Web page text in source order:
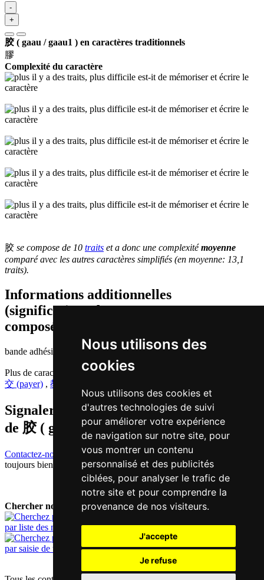
Nous utilisons des
cookies
Nous utilisons des cookies et
d'autres technologies de suivi
pour améliorer votre expérience
de navigation sur notre site, pour
vous montrer un contenu
personnalisé et des publicités
ciblées, pour analyser le trafic de
notre site et pour comprendre la
provenance de nos visiteurs.
J'accepte
Je refuse
-
+
胶 ( gaau / gaau1 ) en caractères traditionnels
膠
Complexité du caractère
胶 se compose de 10 traits et a donc une complexitémoyenne
comparé avec les autres caractères simplifiés (en moyenne: 13,1
traits).
Informations additionnelles
(significations de composants, mots
composés etc.)
bande adhésive | colle
Plus de caractères qui se prononcent
交 (payer) , 教 (enseigner)
Signaler traduction fausse ou manquante
de 胶 ( gaau / gaau1 )
Contactez-nous!
Votre feedback et critique constructive seront
toujours bienvenus.
Chercher nouveau mot:
par liste des mots
par saisie de texte